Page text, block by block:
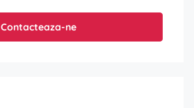
Contacteaza-ne